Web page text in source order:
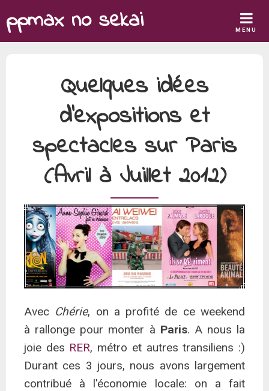
to
content
ppmax no sekai MENU
Quelques idées
d’expositions et
spectacles sur Paris
(Avril à Juillet 2012)
Avec Chérie, on a profité de ce weekend
à rallonge pour monter à Paris. A nous la
joie des RER, métro et autres transiliens :)
Durant ces 3 jours, nous avons largement
contribué à l'économie locale: on a fait